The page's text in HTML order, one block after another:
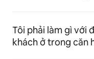
Tôi phải làm gì với
khách ở trong căn